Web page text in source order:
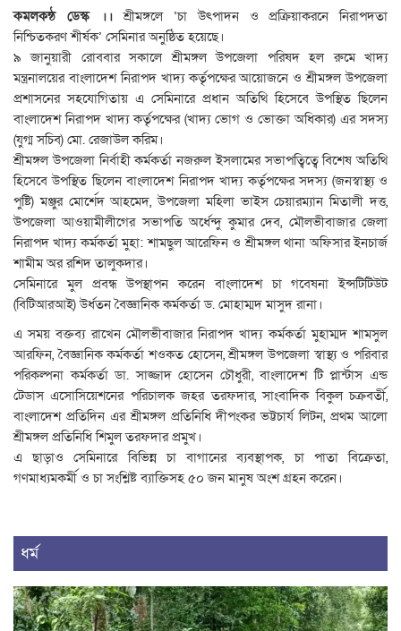
কমলকন্ঠ ডেস্ক ।। শ্রীমঙ্গলে ‘চা উৎপাদন ও প্রক্রিয়াকরনে নিরাপদতা
নিশ্চিতকরণ শীর্ষক’ সেমিনার অনুষ্ঠিত হয়েছে।
৯ জানুয়ারী রোববার সকালে শ্রীমঙ্গল উপজেলা পরিষদ হল রুমে খাদ্য
মন্ত্রনালয়ের বাংলাদেশ নিরাপদ খাদ্য কর্তৃপক্ষের আয়োজনে ও শ্রীমঙ্গল উপজেলা
প্রশাসনের সহযোগিতায় এ সেমিনারে প্রধান অতিথি হিসেবে উপস্থিত ছিলেন
বাংলাদেশ নিরাপদ খাদ্য কর্তৃপক্ষের (খাদ্য ভোগ ও ভোক্তা অধিকার) এর সদস্য
(যুগ্ম সচিব) মো. রেজাউল করিম।
শ্রীমঙ্গল উপজেলা নির্বাহী কর্মকর্তা নজরুল ইসলামের সভাপত্বিত্বে বিশেষ অতিথি
হিসেবে উপস্থিত ছিলেন বাংলাদেশ নিরাপদ খাদ্য কর্তৃপক্ষের সদস্য (জনস্বাস্থ্য ও
পুষ্টি) মঞ্জুর মোর্শেদ আহমেদ, উপজেলা মহিলা ভাইস চেয়ারম্যান মিতালী দত্ত,
উপজেলা আওয়ামীলীগের সভাপতি অর্ধেন্দু কুমার দেব, মৌলভীবাজার জেলা
নিরাপদ খাদ্য কর্মকর্তা মুহা: শামছুল আরেফিন ও শ্রীমঙ্গল থানা অফিসার ইনচার্জ
শামীম অর রশিদ তালুকদার।
সেমিনারে মুল প্রবন্ধ উপস্থাপন করেন বাংলাদেশ চা গবেষনা ইন্সটিটিউট
(বিটিআরআই) উর্ধতন বৈজ্ঞানিক কর্মকর্তা ড. মোহাম্মদ মাসুদ রানা।
এ সময় বক্তব্য রাখেন মৌলভীবাজার নিরাপদ খাদ্য কর্মকর্তা মুহাম্মদ শামসুল
আরফিন, বৈজ্ঞানিক কর্মকর্তা শওকত হোসেন, শ্রীমঙ্গল উপজেলা স্বাস্থ্য ও পরিবার
পরিকল্পনা কর্মকর্তা ডা. সাজ্জাদ হোসেন চৌধুরী, বাংলাদেশ টি প্লার্ন্টাস এন্ড
টেডাস এসোসিয়েশনের পরিচালক জহর তরফদার, সাংবাদিক বিকুল চক্রবর্তী,
বাংলাদেশ প্রতিদিন এর শ্রীমঙ্গল প্রতিনিধি দীপংকর ভট্টচার্য লিটন, প্রথম আলো
শ্রীমঙ্গল প্রতিনিধি শিমুল তরফদার প্রমুখ।
এ ছাড়াও সেমিনারে বিভিন্ন চা বাগানের ব্যবস্থাপক, চা পাতা বিক্রেতা,
গণমাধ্যমকর্মী ও চা সংশ্লিষ্ট ব্যাক্তিসহ ৫০ জন মানুষ অংশ গ্রহন করেন।
ধর্ম